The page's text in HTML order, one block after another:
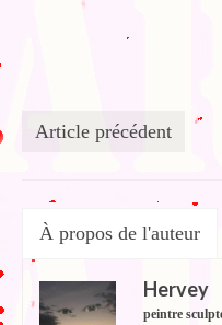
Article précédent
À propos de l'auteur
Hervey
peintre